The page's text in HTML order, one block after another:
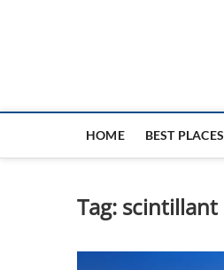
HOME BEST PLACES
Tag: scintillant